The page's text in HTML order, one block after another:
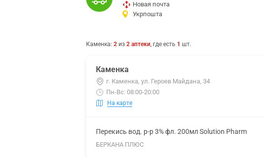
Новая почта
Укрпошта
Каменка: 2 из 2 аптеки, где есть 1 шт.
Каменка
г. Каменка, ул. Героев Майдана, 34
Пн-Вс: 08:00-20:00
На карте
Перекись вод. р-р 3% фл. 200мл Solution Pharm
БЕРКАНА ПЛЮС